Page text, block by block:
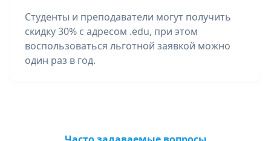
Студенты и преподаватели могут получить
скидку 30% с адресом .edu, при этом
воспользоваться льготной заявкой можно
один раз в год.